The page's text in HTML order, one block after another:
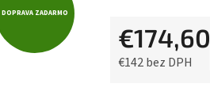
€174,60
€142 bez DPH
DOPRAVA ZADARMO